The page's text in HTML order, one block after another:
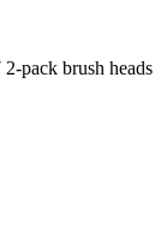
pack brush heads